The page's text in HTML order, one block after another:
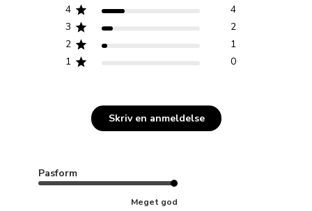
4
4
3
2
2
1
1
0
Skriv en anmeldelse
Pasform
Meget god